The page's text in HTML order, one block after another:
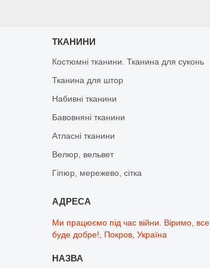
ТКАНИНИ
Костюмні тканини. Тканина для суконь
Тканина для штор
Набивні тканини
Бавовняні тканини
Атласні тканини
Велюр, вельвет
Гіпюр, мережево, сітка
Ми працюємо під час війни. Віримо, все
буде добре!, Покров, Україна